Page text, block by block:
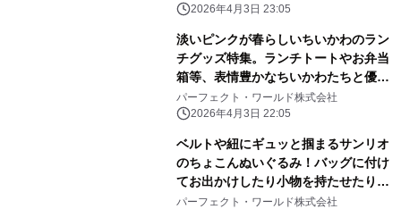
2026年4月3日 23:05
淡いピンクが春らしいちいかわのラン
チグッズ特集。ランチトートやお弁当
箱等、表情豊かなちいかわたちと優し
いピンク色に心和む
パーフェクト・ワールド株式会社
2026年4月3日 22:05
ベルトや紐にギュッと掴まるサンリオ
のちょこんぬいぐるみ！バッグに付け
てお出かけしたり小物を持たせたりと
自由に楽しめる！
パーフェクト・ワールド株式会社